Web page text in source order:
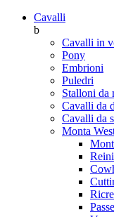
Cavalli
b
Cavalli in
Pony
Embrioni
Puledri
Stalloni da
Cavalli da
Cavalli da
Monta